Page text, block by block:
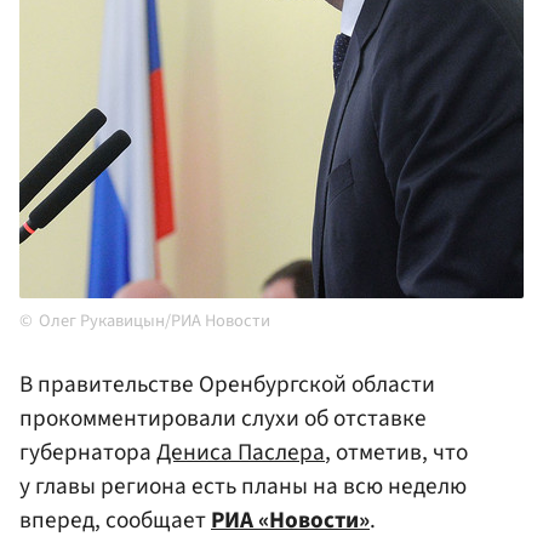
Олег Рукавицын/РИА Новости
В правительстве Оренбургской области
прокомментировали слухи об отставке
губернатораДениса Паслера, отметив, что
у главы региона есть планы на всю неделю
вперед, сообщаетРИА «Новости».